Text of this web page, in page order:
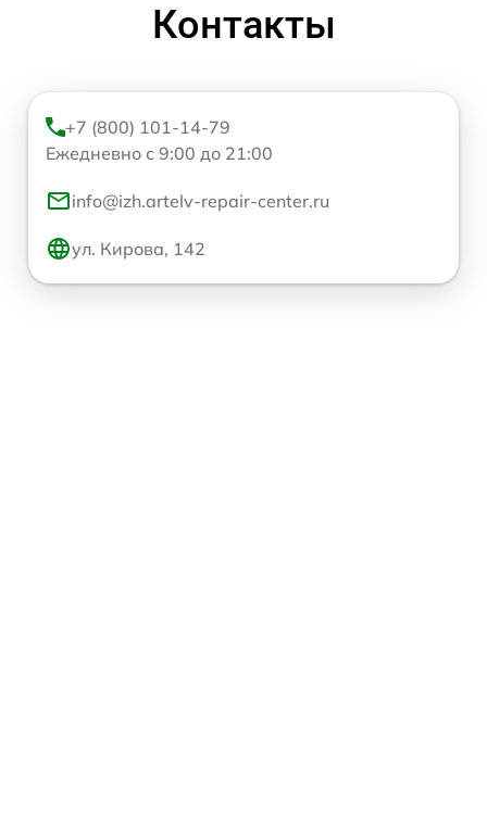
Контакты
+7 (800) 101-14-79
Ежедневно с 9:00 до 21:00
info@izh.artelv-repair-center.ru
ул. Кирова, 142